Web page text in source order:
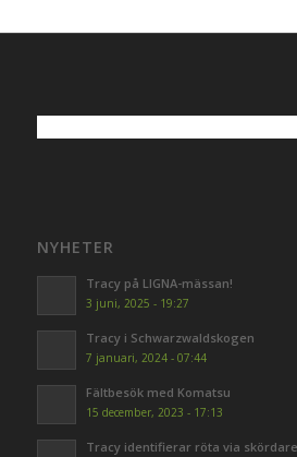
NYHETER
Tracy på LIGNA-mässan!
3 juni, 2025 - 19:27
Tracy i Schwarzwaldskogen
7 januari, 2024 - 07:44
Fältbesök med Komatsu
15 december, 2023 - 17:13
Tracy identifierar röta via